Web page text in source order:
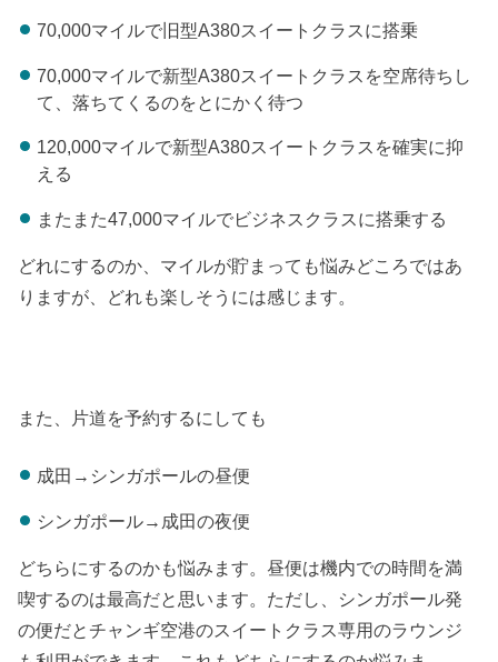
70,000マイルで旧型A380スイートクラスに搭乗
70,000マイルで新型A380スイートクラスを空席待ちし
て、落ちてくるのをとにかく待つ
120,000マイルで新型A380スイートクラスを確実に抑
える
またまた47,000マイルでビジネスクラスに搭乗する
どれにするのか、マイルが貯まっても悩みどころではあ
りますが、どれも楽しそうには感じます。
また、片道を予約するにしても
成田→シンガポールの昼便
シンガポール→成田の夜便
どちらにするのかも悩みます。昼便は機内での時間を満
喫するのは最高だと思います。ただし、シンガポール発
の便だとチャンギ空港のスイートクラス専用のラウンジ